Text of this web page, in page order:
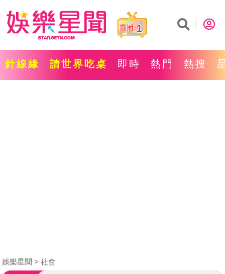
1
針線緣 請世界吃桌 即時 熱門 熱搜
娛樂星聞 社會